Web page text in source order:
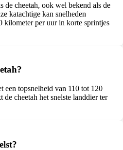
de cheetah, ook wel bekend als de
katachtige kan snelheden
kilometer per uur in korte sprintjes
een topsnelheid van 110 tot 120
cheetah het snelste landdier ter